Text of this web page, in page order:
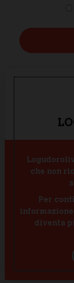
che non
Per
diventa